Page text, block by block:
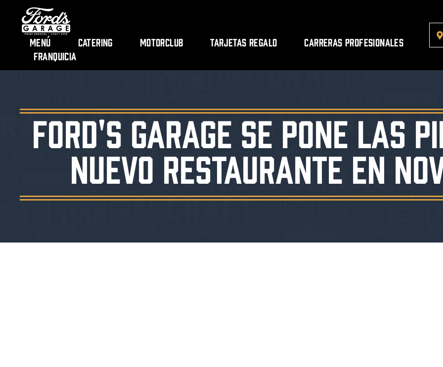
Menú Catering Motorclub Tarjetas regalo
Carreras profesionales
Franquicia
Ford's Garage se pone las
nuevo restaurante en